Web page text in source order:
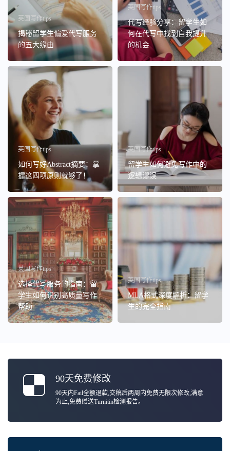
英国写作tips
揭秘留学生偏爱代写服务
的五大缘由
英国写作tips
代写经验分享：留学生如
何在代写中找到自我提升
的机会
英国写作tips
如何写好Abstract摘要：掌
握这四项原则就够了！
英国写作tips
留学生如何避免写作中的
逻辑谬误
英国写作tips
选择代写服务的指南：留
学生如何识别高质量写作
帮助
英国写作tips
MLA格式深度解析：留学
生的完全指南
90天免费修改
90天内Fail全额退款,交稿后两周内免费无限次修改,满意
为止,免费赠送Turnitin检测报告。